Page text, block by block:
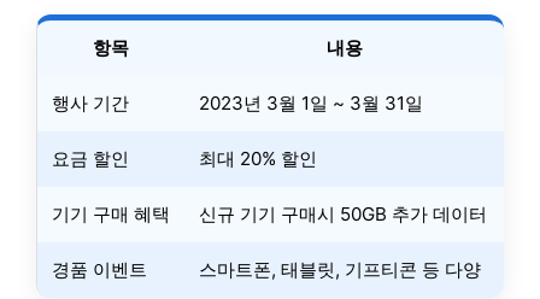
항목 내용
행사 기간 2023년 3월 1일 ~ 3월 31일
요금 할인 최대 20% 할인
기기 구매 혜택 신규 기기 구매시 50GB 추가 데이터
경품 이벤트 스마트폰, 태블릿, 기프티콘 등 다양